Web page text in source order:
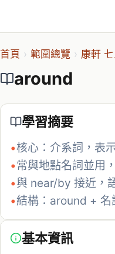
首頁 › 範圍總覽 › 康軒
around
學習摘要
•核心：介系詞，表
•常與地點名詞並用
•與 near/by 接近，
•結構：around + 名
基本資訊